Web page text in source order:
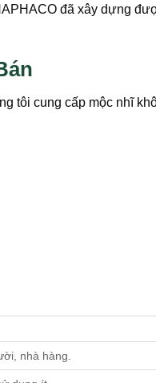
đã xây dựng
tôi cung cấp mộc nhĩ
nhà hàng.